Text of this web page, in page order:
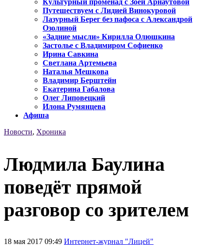
Культурный променад с Зоей Арнаутовой
Путешествуем с Лидией Винокуровой
Лазурный Берег без пафоса с Александрой
Озолиной
«Задние мысли» Кирилла Олюшкина
Застолье с Владимиром Софиенко
Ирина Савкина
Светлана Артемьева
Наталья Мешкова
Владимир Берштейн
Екатерина Габалова
Олег Липовецкий
Илона Румянцева
Афиша
Новости, Хроника
Людмила Баулина
поведёт прямой
разговор со зрителем
18 мая 2017 09:49 Интернет-журнал "Лицей"